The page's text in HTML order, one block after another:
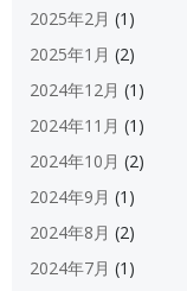
2025年2月 (1)
2025年1月 (2)
2024年12月 (1)
2024年11月 (1)
2024年10月 (2)
2024年9月 (1)
2024年8月 (2)
2024年7月 (1)